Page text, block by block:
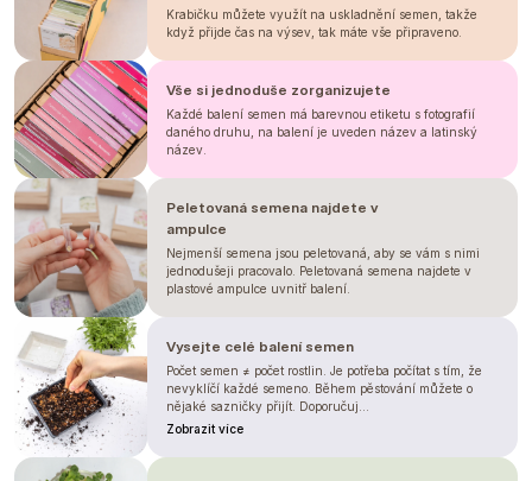
Krabičku můžete využít na uskladnění semen, takže
když přijde čas na výsev, tak máte vše připraveno.
Vše si jednoduše zorganizujete
Každé balení semen má barevnou etiketu s fotografií
daného druhu, na balení je uveden název a latinský
název.
Peletovaná semena najdete v
ampulce
Nejmenší semena jsou peletovaná, aby se vám s nimi
jednodušeji pracovalo. Peletovaná semena najdete v
plastové ampulce uvnitř balení.
Vysejte celé balení semen
Počet semen ≠ počet rostlin. Je potřeba počítat s tím, že
nevyklíčí každé semeno. Během pěstování můžete o
nějaké sazničky přijít. Doporučuj...
Zobrazit více